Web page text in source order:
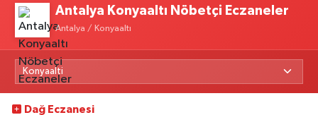
Antalya Konyaaltı Nöbetçi Eczaneler
Antalya / Konyaaltı
Dağ Eczanesi